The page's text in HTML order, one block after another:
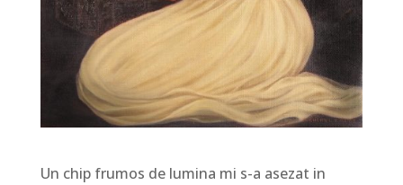
Un chip frumos de lumina mi s-a asezat in